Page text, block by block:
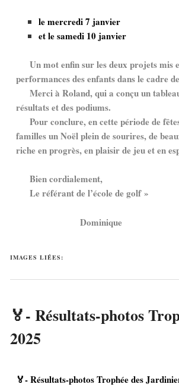
le mercredi 7 janvier
et le samedi 10 janvier
Un mot enfin sur les deux projets mis
performances des enfants dans le cadre
Merci à Roland, qui a conçu un
résultats et des podiums.
Pour conclure, en cette période de
familles un Noël plein de sourires, de
riche en progrès, en plaisir de jeu et en
Bien cordialement,
Le référant de l’école de golf »
Dominique
IMAGES LIÉES:
🏅- Résultats-photos
2025
🏅- Résultats-photos Trophée des